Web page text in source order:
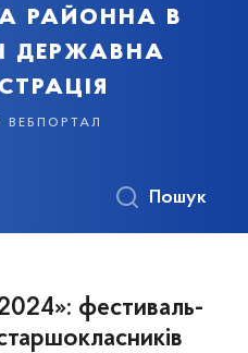
районна в
державна
вебпортал
Пошук
фестиваль-